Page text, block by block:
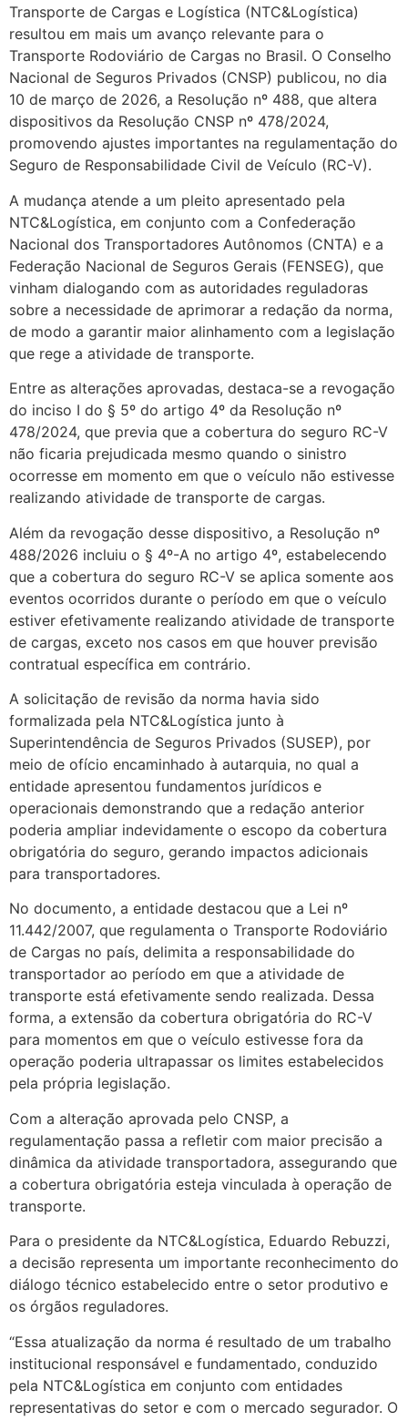
Transporte de Cargas e Logística (NTC&Logística)
resultou em mais um avanço relevante para o
Transporte Rodoviário de Cargas no Brasil. O Conselho
Nacional de Seguros Privados (CNSP) publicou, no dia
10 de março de 2026, a Resolução nº 488, que altera
dispositivos da Resolução CNSP nº 478/2024,
promovendo ajustes importantes na regulamentação do
Seguro de Responsabilidade Civil de Veículo (RC-V).
A mudança atende a um pleito apresentado pela
NTC&Logística, em conjunto com a Confederação
Nacional dos Transportadores Autônomos (CNTA) e a
Federação Nacional de Seguros Gerais (FENSEG), que
vinham dialogando com as autoridades reguladoras
sobre a necessidade de aprimorar a redação da norma,
de modo a garantir maior alinhamento com a legislação
que rege a atividade de transporte.
Entre as alterações aprovadas, destaca-se a revogação
do inciso I do § 5º do artigo 4º da Resolução nº
478/2024, que previa que a cobertura do seguro RC-V
não ficaria prejudicada mesmo quando o sinistro
ocorresse em momento em que o veículo não estivesse
realizando atividade de transporte de cargas.
Além da revogação desse dispositivo, a Resolução nº
488/2026 incluiu o § 4º-A no artigo 4º, estabelecendo
que a cobertura do seguro RC-V se aplica somente aos
eventos ocorridos durante o período em que o veículo
estiver efetivamente realizando atividade de transporte
de cargas, exceto nos casos em que houver previsão
contratual específica em contrário.
A solicitação de revisão da norma havia sido
formalizada pela NTC&Logística junto à
Superintendência de Seguros Privados (SUSEP), por
meio de ofício encaminhado à autarquia, no qual a
entidade apresentou fundamentos jurídicos e
operacionais demonstrando que a redação anterior
poderia ampliar indevidamente o escopo da cobertura
obrigatória do seguro, gerando impactos adicionais
para transportadores.
No documento, a entidade destacou que a Lei nº
11.442/2007, que regulamenta o Transporte Rodoviário
de Cargas no país, delimita a responsabilidade do
transportador ao período em que a atividade de
transporte está efetivamente sendo realizada. Dessa
forma, a extensão da cobertura obrigatória do RC-V
para momentos em que o veículo estivesse fora da
operação poderia ultrapassar os limites estabelecidos
pela própria legislação.
Com a alteração aprovada pelo CNSP, a
regulamentação passa a refletir com maior precisão a
dinâmica da atividade transportadora, assegurando que
a cobertura obrigatória esteja vinculada à operação de
transporte.
Para o presidente da NTC&Logística, Eduardo Rebuzzi,
a decisão representa um importante reconhecimento do
diálogo técnico estabelecido entre o setor produtivo e
os órgãos reguladores.
“Essa atualização da norma é resultado de um trabalho
institucional responsável e fundamentado, conduzido
pela NTC&Logística em conjunto com entidades
representativas do setor e com o mercado segurador. O